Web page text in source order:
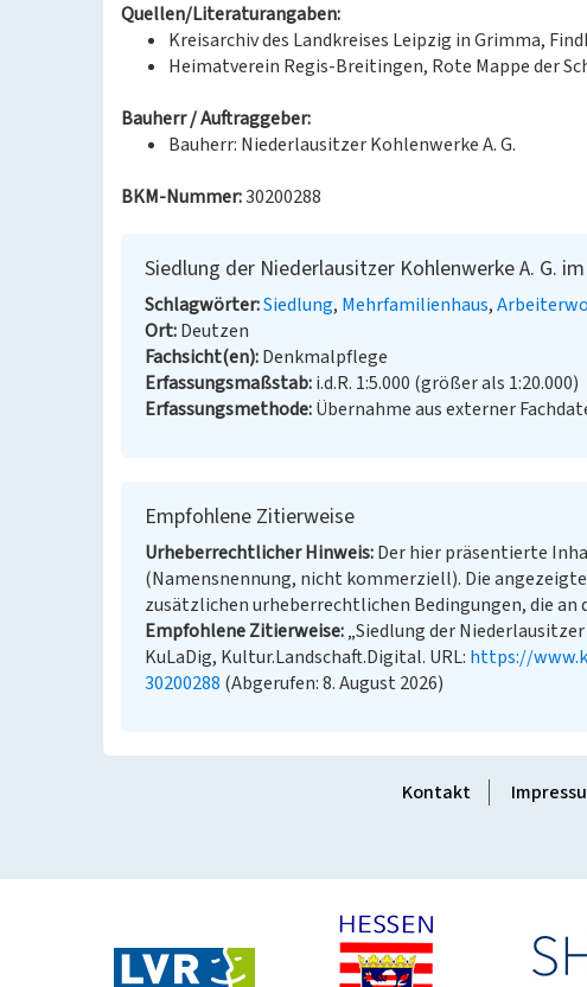
Quellen/Literaturangaben:
Kreisarchiv des Landkreises Leipzig in Grimma,
Heimatverein Regis-Breitingen, Rote Mappe der
Bauherr / Auftraggeber:
Bauherr: Niederlausitzer Kohlenwerke A. G.
BKM-Nummer:30200288
Siedlung der Niederlausitzer Kohlenwerke A. G.
Schlagwörter Siedlung Mehrfamilienhaus
Ort Deutzen
Fachsicht(en) Denkmalpflege
Erfassungsmaßstab i.d.R. 1:5.000 (größer als 1:20.000)
Erfassungsmethode Übernahme aus externer
Empfohlene Zitierweise
Urheberrechtlicher Hinweis Der hier präsentierte
(Namensnennung, nicht kommerziell). Die
zusätzlichen urheberrechtlichen Bedingungen, die an
Empfohlene Zitierweise „Siedlung der
KuLaDig, Kultur.Landschaft.Digital. URL: https://
30200288 (Abgerufen: 8. August 2026)
Kontakt